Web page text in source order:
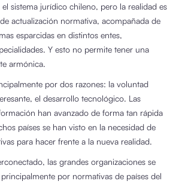
sistema jurídico chileno, pero la realidad es
actualización normativa, acompañada de
esparcidas en distintos entes,
Y esto no permite tener una
armónica.
por dos razones: la voluntad
el desarrollo tecnológico. Las
han avanzado de forma tan rápida
países se han visto en la necesidad de
para hacer frente a la nueva realidad.
las grandes organizaciones se
por normativas de países del